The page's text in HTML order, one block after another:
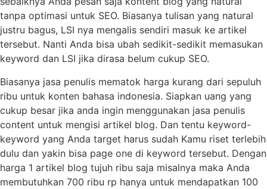
tanpa optimasi untuk SEO. Biasanya tulisan yang natural
justru bagus, LSI nya mengalis sendiri masuk ke artikel
tersebut. Nanti Anda bisa ubah sedikit-sedikit memasukan
keyword dan LSI jika dirasa belum cukup SEO.
Biasanya jasa penulis mematok harga kurang dari sepuluh
ribu untuk konten bahasa indonesia. Siapkan uang yang
cukup besar jika anda ingin menggunakan jasa penulis
content untuk mengisi artikel blog. Dan tentu keyword-
keyword yang Anda target harus sudah Kamu riset terlebih
dulu dan yakin bisa page one di keyword tersebut. Dengan
harga 1 artikel blog tujuh ribu saja misalnya maka Anda
membutuhkan 700 ribu rp hanya untuk mendapatkan 100